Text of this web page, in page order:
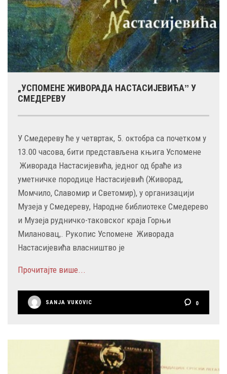
„УСПОМЕНЕ ЖИВОРАДА НАСТАСИЈЕВИЋАˮ У
СМЕДЕРЕВУ
У Смедереву ће у четвртак, 5. октобра са почетком у
13.00 часова, бити представљена књига Успомене
Живорада Настасијевића, једног од браће из
уметничке породице Настасијевић (Живорад,
Момчило, Славомир и Светомир), у организацији
Музеја у Смедереву, Народне библиотеке Смедерево
и Музеја рудничко-таковског краја Горњи
Милановац,. Рукопис Успомене Живорада
Настасијевића власништво je
Прочитајте више...
SANJA VUKOVIC 0